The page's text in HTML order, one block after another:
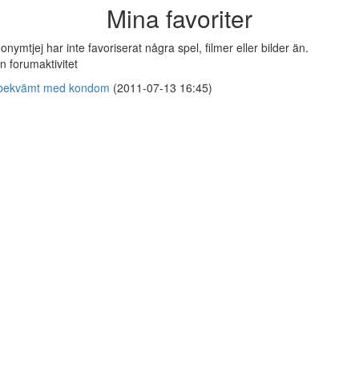
Mina favoriter
har inte favoriserat några spel, filmer eller bilder än.
forumaktivitet
med kondom (2011-07-13 16:45)